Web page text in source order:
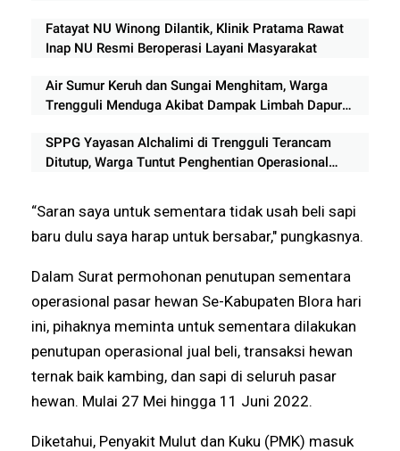
Fatayat NU Winong Dilantik, Klinik Pratama Rawat
Inap NU Resmi Beroperasi Layani Masyarakat
Air Sumur Keruh dan Sungai Menghitam, Warga
Trengguli Menduga Akibat Dampak Limbah Dapur
SPPG Yayasan Alchalimi di Trengguli Terancam
Ditutup, Warga Tuntut Penghentian Operasional
“Saran saya untuk sementara tidak usah beli sapi
baru dulu saya harap untuk bersabar," pungkasnya.
Dalam Surat permohonan penutupan sementara
operasional pasar hewan Se-Kabupaten Blora hari
ini, pihaknya meminta untuk sementara dilakukan
penutupan operasional jual beli, transaksi hewan
ternak baik kambing, dan sapi di seluruh pasar
hewan. Mulai 27 Mei hingga 11 Juni 2022.
Diketahui, Penyakit Mulut dan Kuku (PMK) masuk